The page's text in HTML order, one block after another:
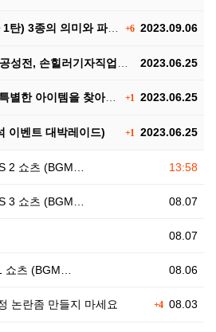
+62023.09.06
종의 의미와 파티구성, …
2023.06.25
, 손힐러기자직업공개(?))
+1 2023.06.25
한 아이템을 찾아서..
+1 2023.06.25
이벤트 대박레이드)
13:58
쇼츠 (BGM…
08.07
쇼츠 (BGM…
08.07
08.06
츠 (BGM…
+408.03
논란좀 만들지 마세요